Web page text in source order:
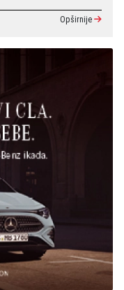
Opširnije